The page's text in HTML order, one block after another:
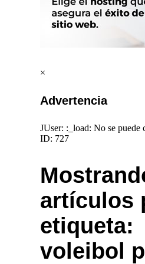
×
Advertencia
JUser: :_load: No se puede
ID: 727
artículos
etiqueta:
voleibol